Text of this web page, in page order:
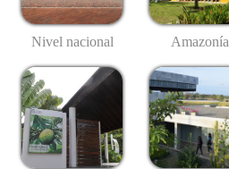
Nivel nacional Amazonía